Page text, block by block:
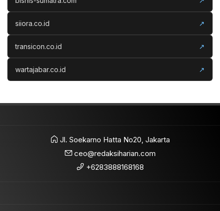
siiora.co.id ↗
transicon.co.id ↗
wartajabar.co.id ↗
Jl. Soekarno Hatta No20, Jakarta
ceo@redaksiharian.com
+6283888168168